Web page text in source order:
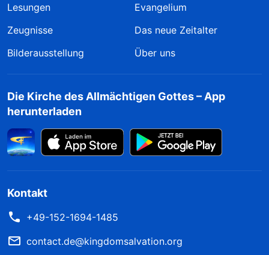
Lesungen
Evangelium
Zeugnisse
Das neue Zeitalter
Bilderausstellung
Über uns
Die Kirche des Allmächtigen Gottes – App
herunterladen
Kontakt
+49-152-1694-1485
contact.de@kingdomsalvation.org